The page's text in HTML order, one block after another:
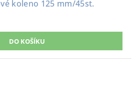
koleno 125 mm/45st.